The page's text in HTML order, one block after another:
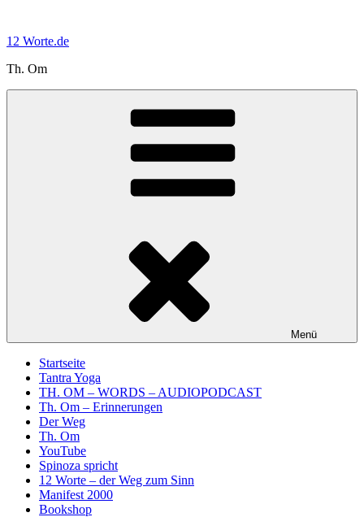
springen
12 Worte.de
Th. Om
Menü
Startseite
Tantra Yoga
TH. OM – WORDS – AUDIOPODCAST
Th. Om – Erinnerungen
Der Weg
Th. Om
YouTube
Spinoza spricht
12 Worte – der Weg zum Sinn
Manifest 2000
Bookshop